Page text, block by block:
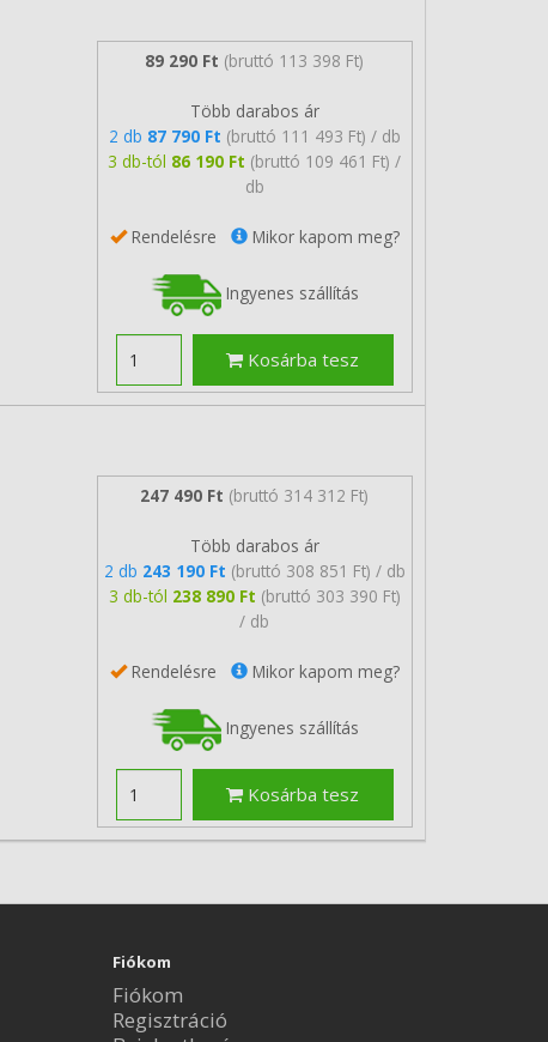
89 290 Ft (bruttó 113 398 Ft)
Több darabos ár
2 db 87 790 Ft (bruttó 111 493 Ft) / db
3 db-tól 86 190 Ft (bruttó 109 461 Ft) /
db
Rendelésre Mikor kapom meg?
Ingyenes szállítás
Kosárba tesz
247 490 Ft (bruttó 314 312 Ft)
Több darabos ár
2 db 243 190 Ft (bruttó 308 851 Ft) / db
3 db-tól 238 890 Ft (bruttó 303 390 Ft)
/ db
Rendelésre Mikor kapom meg?
Ingyenes szállítás
Kosárba tesz
Fiókom
Fiókom
Regisztráció